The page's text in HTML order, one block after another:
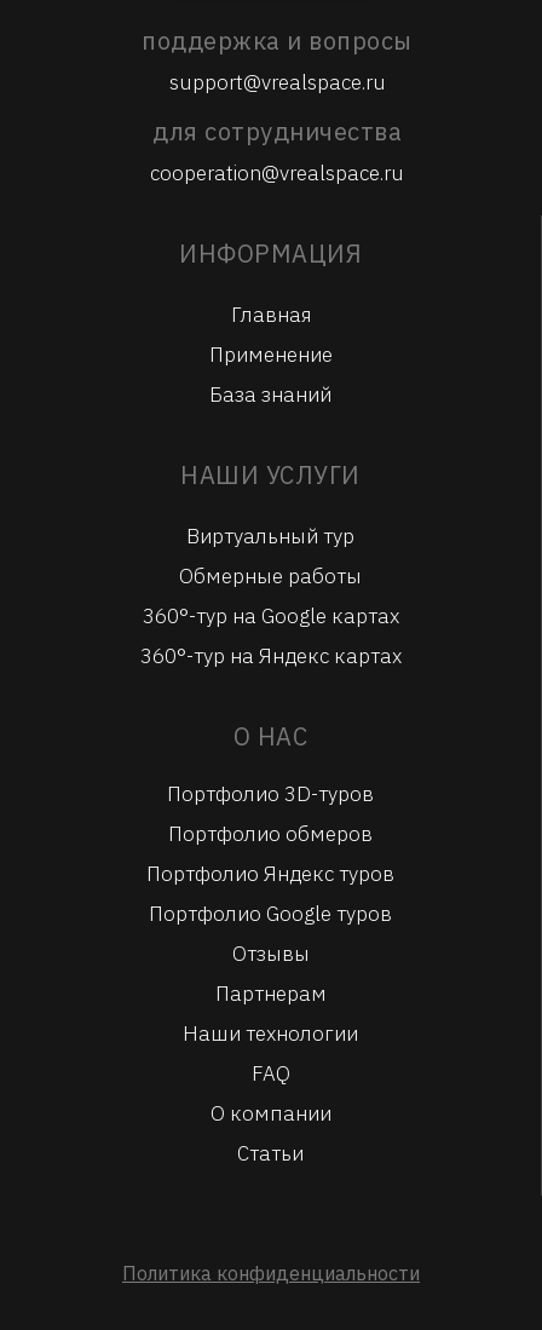
поддержка и вопросы
support@vrealspace.ru
для сотрудничества
cooperation@vrealspace.ru
ИНФОРМАЦИЯ
Главная
Применение
База знаний
НАШИ УСЛУГИ
Виртуальный тур
Обмерные работы
360°-тур на Google картах
360°-тур на Яндекс картах
О НАС
Портфолио 3D-туров
Портфолио обмеров
Портфолио Яндекс туров
Портфолио Google туров
Отзывы
Партнерам
Наши технологии
FAQ
О компании
Статьи
Политика конфиденциальности